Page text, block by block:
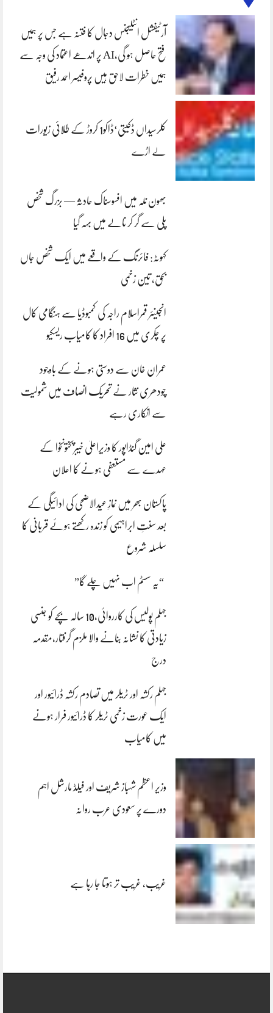
آرٹیفشل انٹلیجنس دجال کا فتنہ ہے جس پر ہمیں
فتح حاصل ہو گی،AI پر اندھے اعتماد کی وجہ سے
ہمیں خطرات لاحق ہیں پروفیسر احمد رفیق
کلرسیداں ڈکیتی‘ڈاکو1 کروڑ کے طلائی زیورات
لے اڑے
بھون نلہ میں افسوسناک حادثہ — بزرگ شخص
پلی سے گر کر نالے میں بہہ گیا
کہوٹہ: فائرنگ کے واقعے میں ایک شخص جاں
بحق، تین زخمی
انجینئر قمراسلام راجہ کی کمبوڈیا سے ہنگامی کال
پر چکری میں 16 افراد کا کامیاب ریسکیو
عمران خان سے دوستی ہونے کے باوجود
چودھری نثار نے تحریک انصاف میں شمولیت
سے انکاری رہے
علی امین گنڈاپور کا وزیراعلیٰ خیبرپختونخوا کے
عہدے سے مستعفی ہونے کا اعلان
پاکستان بھر میں نمازِ عیدالاضحی کی ادائیگی کے
بعد سنتِ ابراہیمی کو زندہ رکھتے ہوئے قربانی کا
سلسلہ شروع
“یہ سسٹم اب نہیں چلے گا”
جہلم پولیس کی کارروائی،10 سالہ بچے کو جنسی
زیادتی کا نشانہ بنانے والا ملزم گرفتار،مقدمہ
درج
جہلم رکشہ اور ٹریلر میں تصادم رکشہ ڈرائیور اور
ایک عورت زخمی ٹریلر کا ڈرائیور فرار ہونے
میں کامیاب
وزیر اعظم شہباز شریف اور فیلڈ مارشل اہم
دورے پر سعودی عرب روانہ
غریب، غریب تر ہوتا جا رہا ہے